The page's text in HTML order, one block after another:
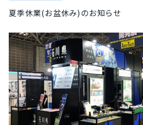
夏季休業(お盆休み)のお知らせ